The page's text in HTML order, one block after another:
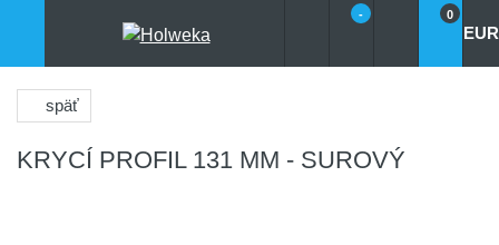
- 0
EUR
späť
KRYCÍ PROFIL 131 MM - SUROVÝ